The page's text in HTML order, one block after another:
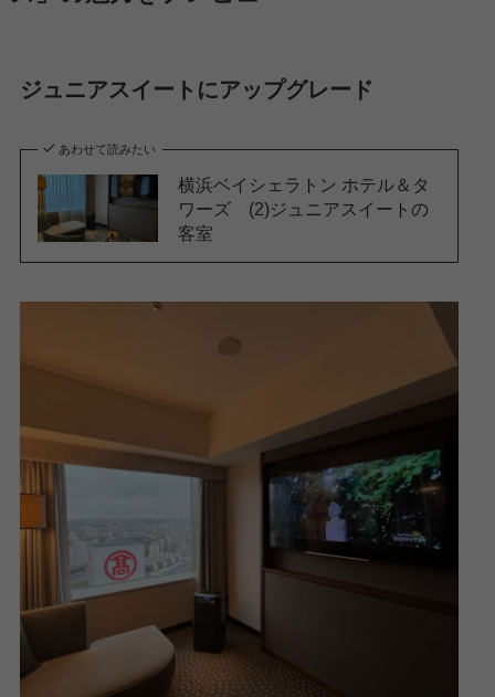
ジュニアスイートにアップグレード
あわせて読みたい
横浜ベイシェラトン ホテル＆タ
ワーズ (2)ジュニアスイートの
客室